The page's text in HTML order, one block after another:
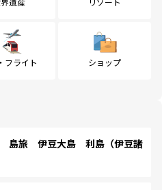
フライト ショップ
島旅 伊豆大島 利島（伊豆諸